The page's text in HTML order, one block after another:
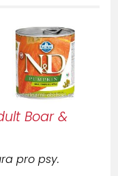
Boar &
pro psy.